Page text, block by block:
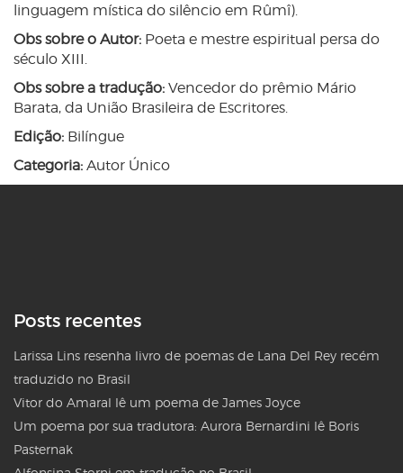
linguagem mística do silêncio em Rûmî).
Obs sobre o Autor: Poeta e mestre espiritual persa do
século XIII.
Obs sobre a tradução: Vencedor do prêmio Mário
Barata, da União Brasileira de Escritores.
Edição: Bilíngue
Categoria: Autor Único
Posts recentes
Larissa Lins resenha livro de poemas de Lana Del Rey recém
traduzido no Brasil
Vitor do Amaral lê um poema de James Joyce
Um poema por sua tradutora: Aurora Bernardini lê Boris
Pasternak